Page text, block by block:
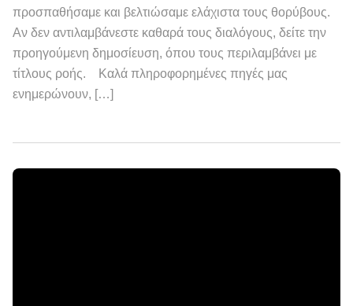
προσπαθήσαμε και βελτιώσαμε ελάχιστα τους θορύβους.
Αν δεν αντιλαμβάνεστε καθαρά τους διαλόγους, δείτε την
προηγούμενη δημοσίευση, όπου τους περιλαμβάνει με
τίτλους ροής. Καλά πληροφορημένες πηγές μας
ενημερώνουν, […]